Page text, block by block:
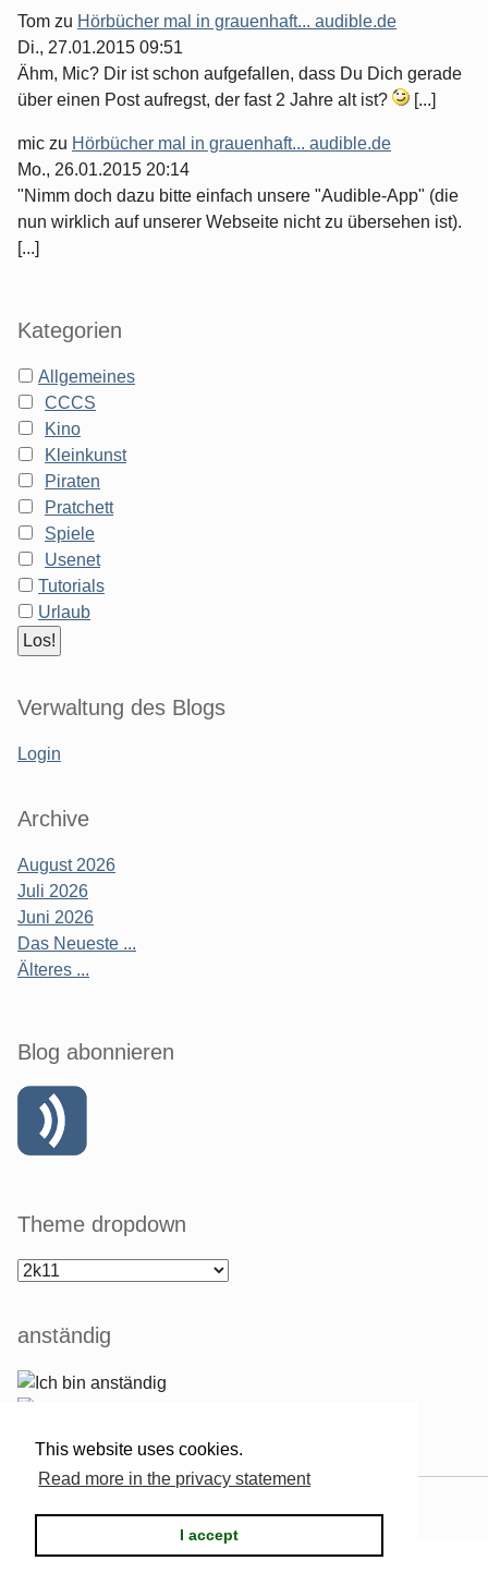
This website uses cookies.
Read more in the privacy statement
I accept
Tom zu Hörbücher mal in grauenhaft... audible.de
Di., 27.01.2015 09:51
Ähm, Mic? Dir ist schon aufgefallen, dass Du Dich gerade
über einen Post aufregst, der fast 2 Jahre alt ist?
[...]
mic zu Hörbücher mal in grauenhaft... audible.de
Mo., 26.01.2015 20:14
"Nimm doch dazu bitte einfach unsere "Audible-App" (die
nun wirklich auf unserer Webseite nicht zu übersehen ist).
[...]
Kategorien
Allgemeines
CCCS
Kino
Kleinkunst
Piraten
Pratchett
Spiele
Usenet
Tutorials
Urlaub
Verwaltung des Blogs
Login
Archive
August 2026
Juli 2026
Juni 2026
Das Neueste ...
Älteres ...
Blog abonnieren
Theme dropdown
anständig